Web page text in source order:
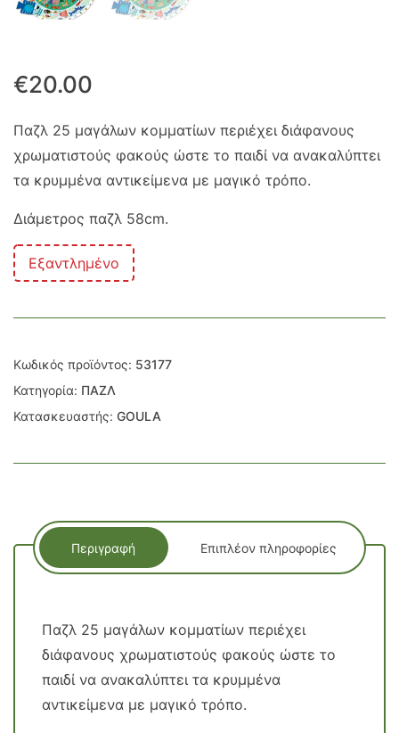
€20.00
Παζλ 25 μαγάλων κομματίων περιέχει διάφανους
χρωματιστούς φακούς ώστε το παιδί να ανακαλύπτει
τα κρυμμένα αντικείμενα με μαγικό τρόπο.
Διάμετρος παζλ 58cm.
Εξαντλημένο
Κωδικός προϊόντος: 53177
Κατηγορία: ΠΑΖΛ
Κατασκευαστής: GOULA
Περιγραφή Επιπλέον πληροφορίες
Παζλ 25 μαγάλων κομματίων περιέχει
διάφανους χρωματιστούς φακούς ώστε το
παιδί να ανακαλύπτει τα κρυμμένα
αντικείμενα με μαγικό τρόπο.